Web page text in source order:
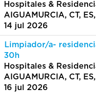
Hospitales &
AIGUAMURCIA, CT,
14 jul 2026
Limpiador/a-
30h
Hospitales &
AIGUAMURCIA, CT,
16 jul 2026